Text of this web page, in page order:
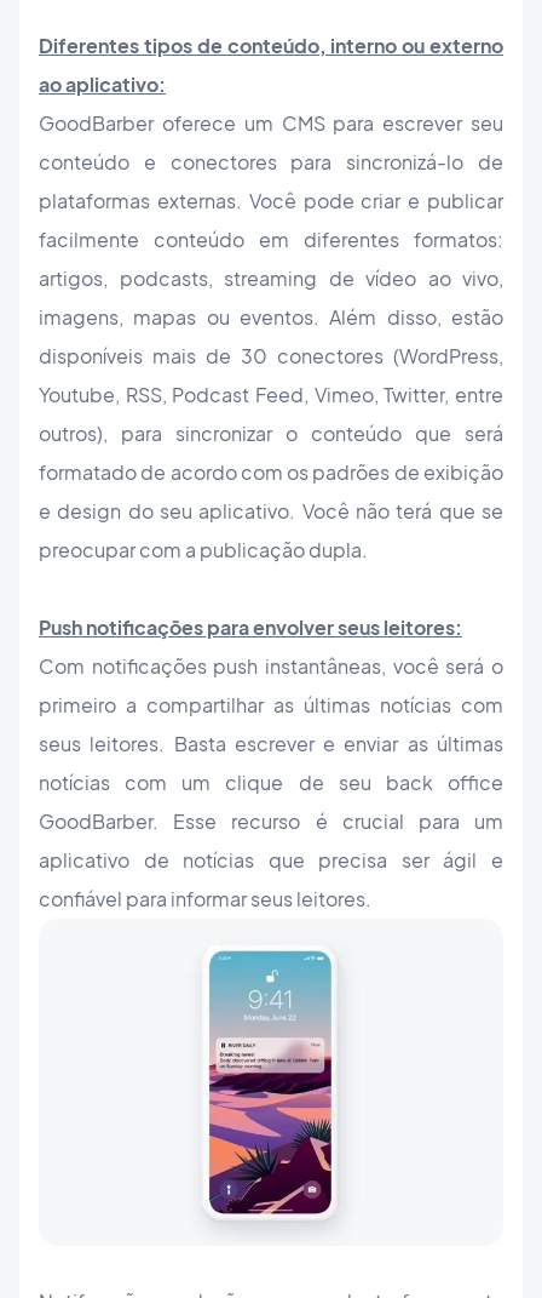
Diferentes tipos de conteúdo, interno ou externo
ao aplicativo:
GoodBarber oferece um CMS para escrever seu
conteúdo e conectores para sincronizá-lo de
plataformas externas. Você pode criar e publicar
facilmente conteúdo em diferentes formatos:
artigos, podcasts, streaming de vídeo ao vivo,
imagens, mapas ou eventos. Além disso, estão
disponíveis mais de 30 conectores (WordPress,
Youtube, RSS, Podcast Feed, Vimeo, Twitter, entre
outros), para sincronizar o conteúdo que será
formatado de acordo com os padrões de exibição
e design do seu aplicativo. Você não terá que se
preocupar com a publicação dupla.
Push notificações para envolver seus leitores:
Com notificações push instantâneas, você será o
primeiro a compartilhar as últimas notícias com
seus leitores. Basta escrever e enviar as últimas
notícias com um clique de seu back office
GoodBarber. Esse recurso é crucial para um
aplicativo de notícias que precisa ser ágil e
confiável para informar seus leitores.